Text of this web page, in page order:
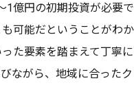
1億円の初期投資が必要
可能だということがわ
た要素を踏まえて丁寧
ながら、地域に合った